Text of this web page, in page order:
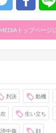
トップページ
判決 動機
生い立ち
中傷 顔